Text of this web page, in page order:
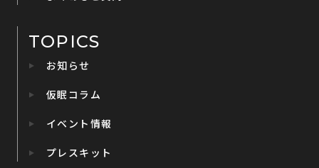
TOPICS
お知らせ
仮眠コラム
イベント情報
プレスキット